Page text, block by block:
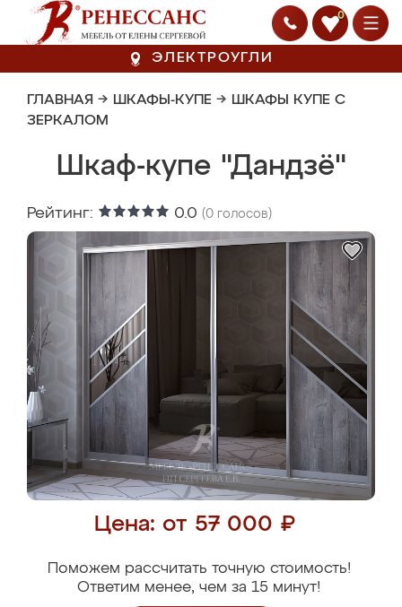
0
ЭЛЕКТРОУГЛИ
ГЛАВНАЯ → ШКАФЫ-КУПЕ → ШКАФЫ КУПЕ С
ЗЕРКАЛОМ
Шкаф-купе "Дандзё"
Рейтинг: 0.0 (0 голосов)
Цена: от 57 000 ₽
Поможем рассчитать точную стоимость!
Ответим менее, чем за 15 минут!